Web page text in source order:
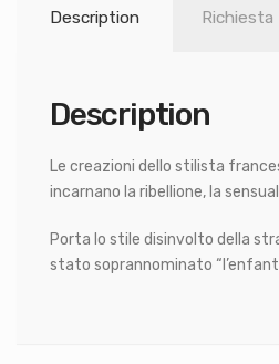
Description
Description
Le creazioni dello stilista
incarnano la ribellione, la
Porta lo stile disinvolto della
stato soprannominato “l’enfant